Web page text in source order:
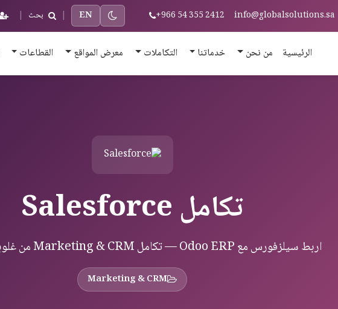
info@globalsolutions.sa
+966 54 355 2412
EN
| بحث |
الرئيسية من نحن خدماتنا التكاملات معرض المواقع القطاعات
تكامل Salesforce
اربط سيلزفورس مع Odoo ERP — تكامل Marketing & CRM من غلوبال سوليوشنز
Marketing & CRM